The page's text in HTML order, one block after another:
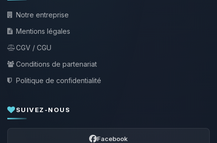
Notre entreprise
Mentions légales
CGV / CGU
Conditions de partenariat
Politique de confidentialité
SUIVEZ-NOUS
Facebook